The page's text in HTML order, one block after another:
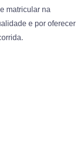
matricular na
e por oferecer